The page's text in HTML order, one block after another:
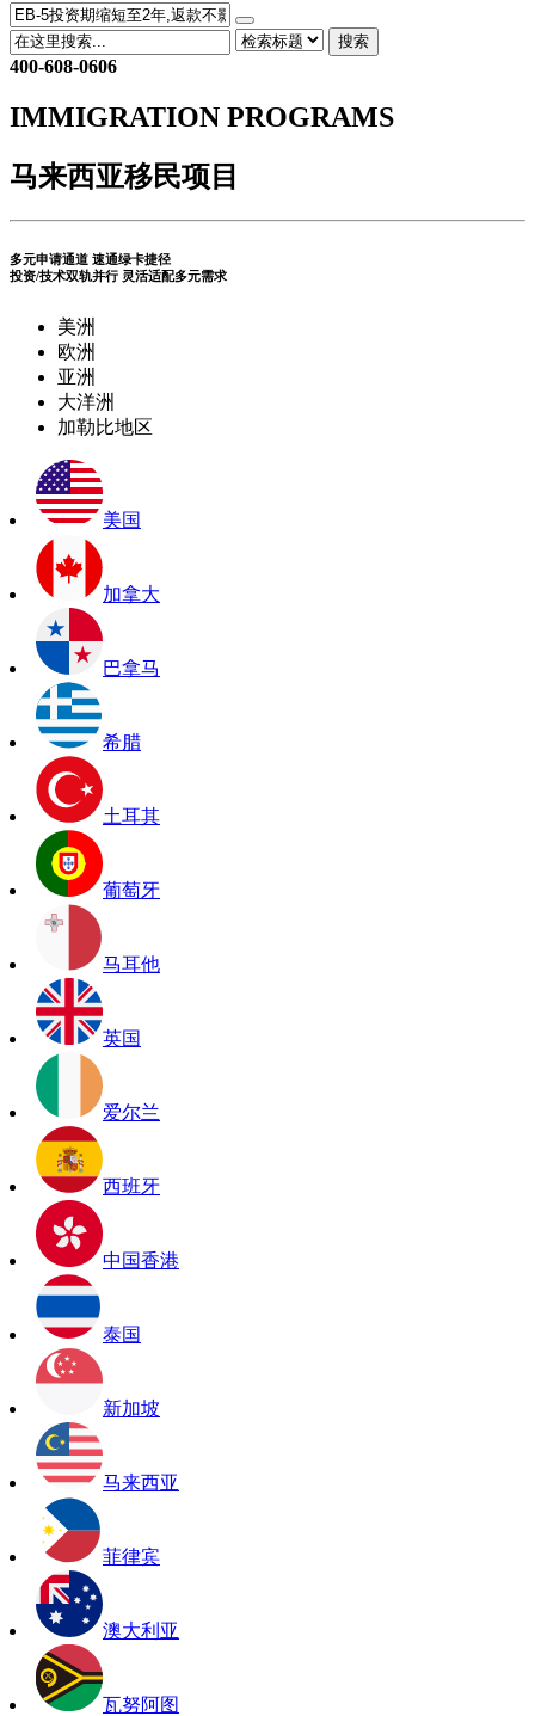
搜索
400-608-0606
IMMIGRATION PROGRAMS
马来西亚移民项目
多元申请通道 速通绿卡捷径
投资/技术双轨并行 灵活适配多元需求
美洲
欧洲
亚洲
大洋洲
加勒比地区
美国
加拿大
巴拿马
希腊
土耳其
葡萄牙
马耳他
英国
爱尔兰
西班牙
中国香港
泰国
新加坡
马来西亚
菲律宾
澳大利亚
瓦努阿图